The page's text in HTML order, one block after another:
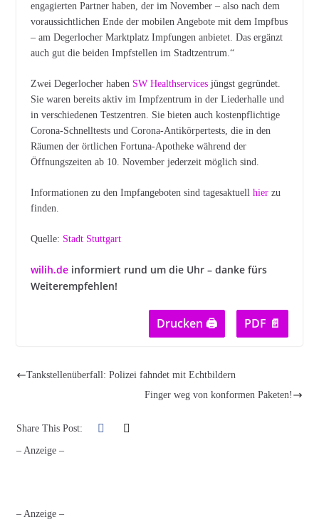
engagierten Partner haben, der im November – also nach dem
voraussichtlichen Ende der mobilen Angebote mit dem Impfbus
– am Degerlocher Marktplatz Impfungen anbietet. Das ergänzt
auch gut die beiden Impfstellen im Stadtzentrum.“
Zwei Degerlocher haben SW Healthservicesjüngst gegründet.
Sie waren bereits aktiv im Impfzentrum in der Liederhalle und
in verschiedenen Testzentren. Sie bieten auch kostenpflichtige
Corona-Schnelltests und Corona-Antikörpertests, die in den
Räumen der örtlichen Fortuna-Apotheke während der
Öffnungszeiten ab 10. November jederzeit möglich sind.
Informationen zu den Impfangeboten sind tagesaktuell hierzu
finden.
Quelle: Stadt Stuttgart
wilih.deinformiert rund um die Uhr – danke fürs
Weiterempfehlen!
Drucken 🖨 PDF 📄
Tankstellenüberfall: Polizei fahndet mit Echtbildern
Finger weg von konformen Paketen!
Share This Post:
– Anzeige –
– Anzeige –